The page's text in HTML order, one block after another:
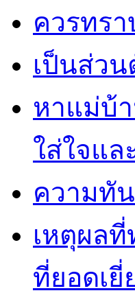
ควรทร
เป็นส่ว
หาแม่บ้
ใส่ใจแ
ความทั
เหตุผล
ที่ยอดเยี่